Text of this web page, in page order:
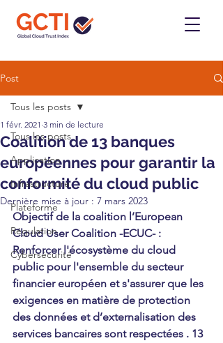
Post
Tous les posts
Application
Infrastructure
Plateforme
Régulation
Cybersécurité
Tous les posts
Coalition de 13 banques
européennes pour garantir la
conformité du cloud public
1 févr. 2021 3 min de lecture
Dernière mise à jour : 7 mars 2023
Objectif de la coalition l’European
Cloud User Coalition -ECUC- :
Renforcer l'écosystème du cloud
public pour l'ensemble du secteur
financier européen et s'assurer que les
exigences en matière de protection
des données et d’externalisation des
services bancaires sont respectées . 13